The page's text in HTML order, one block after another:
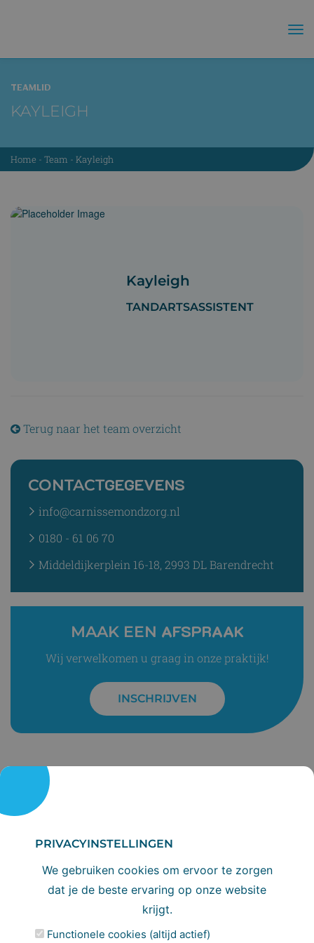
TEAMLID
KAYLEIGH
Home - Team - Kayleigh
Kayleigh
TANDARTSASSISTENT
Terug naar het team overzicht
CONTACTGEGEVENS
info@carnissemondzorg.nl
0180 - 61 06 70
Middeldijkerplein 16-18, 2993 DL Barendrecht
MAAK EEN AFSPRAAK
Wij verwelkomen u graag in onze praktijk!
INSCHRIJVEN
DIRECTINSCHRIJVEN
Wil je jezelf of je gezin inschrijven bij onze
tandartspraktijk? Je bent van harte welkom!
We kijken ernaar uit om je de beste
PRIVACYINSTELLINGEN
We gebruiken cookies om ervoor te zorgen
dat je de beste ervaring op onze website
krijgt.
Functionele cookies (altijd actief)